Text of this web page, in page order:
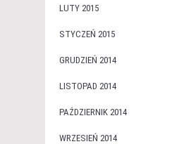
LUTY 2015
STYCZEŃ 2015
GRUDZIEŃ 2014
LISTOPAD 2014
PAŹDZIERNIK 2014
WRZESIEŃ 2014